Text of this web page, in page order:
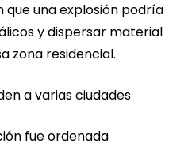
que una explosión podría
y dispersar material
zona residencial.
a varias ciudades
fue ordenada